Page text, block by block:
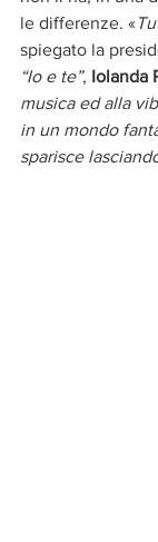
le differenze. «
spiegato la
“Io e te”, Iolanda
musica ed alla
in un mondo
sparisce